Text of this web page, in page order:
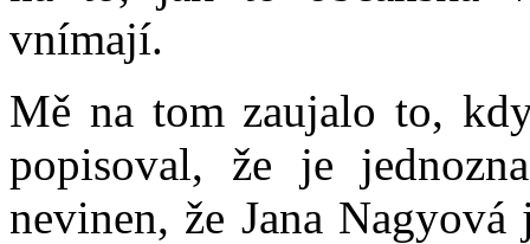
vnímají.
Mě na tom zaujalo to,
popisoval, že je
nevinen, že Jana